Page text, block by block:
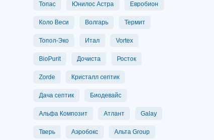
Топас Юнилос Астра Евробион
Коло Веси Волгарь Термит
Топол-Эко Итал Vortex
BioPurit Дочиста Росток
Zorde Кристалл септик
Дача септик Биодевайс
Альфа Композит Атлант Galay
Тверь Аэробокс Альта Group